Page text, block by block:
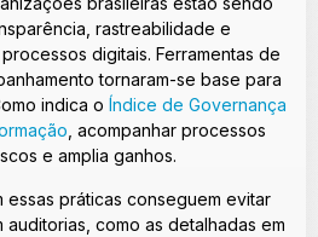
rastreabilidade e
digitais. Ferramentas de
tornaram-se base para
indica o Índice de Governança
, acompanhar processos
e amplia ganhos.
essas práticas conseguem evitar
como as detalhadas em